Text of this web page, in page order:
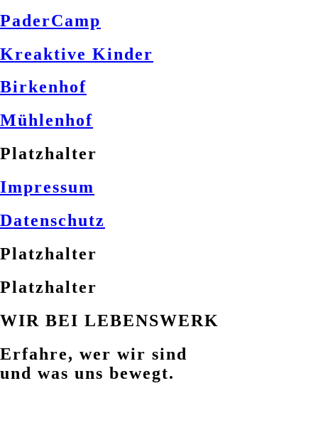
PaderCamp
Kreaktive Kinder
Birkenhof
Mühlenhof
Platzhalter
Impressum
Datenschutz
Platzhalter
Platzhalter
WIR BEI LEBENSWERK
Erfahre, wer wir sind
und was uns bewegt.